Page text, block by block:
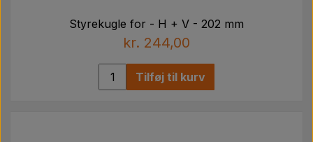
Styrekugle for - H + V - 202 mm
kr. 244,00
Tilføj til kurv